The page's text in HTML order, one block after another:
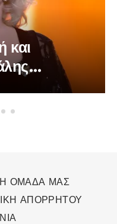
και
Η ΟΜΑΔΑ ΜΑΣ
ΑΠΟΡΡΗΤΟΥ